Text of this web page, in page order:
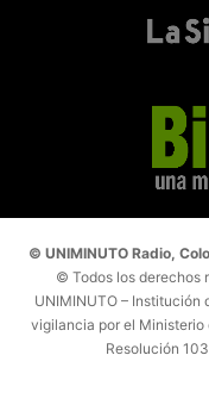
© UNIMINUTO Radio,
© Todos los derechos
UNIMINUTO – Institución
vigilancia por el Ministerio
Resolución